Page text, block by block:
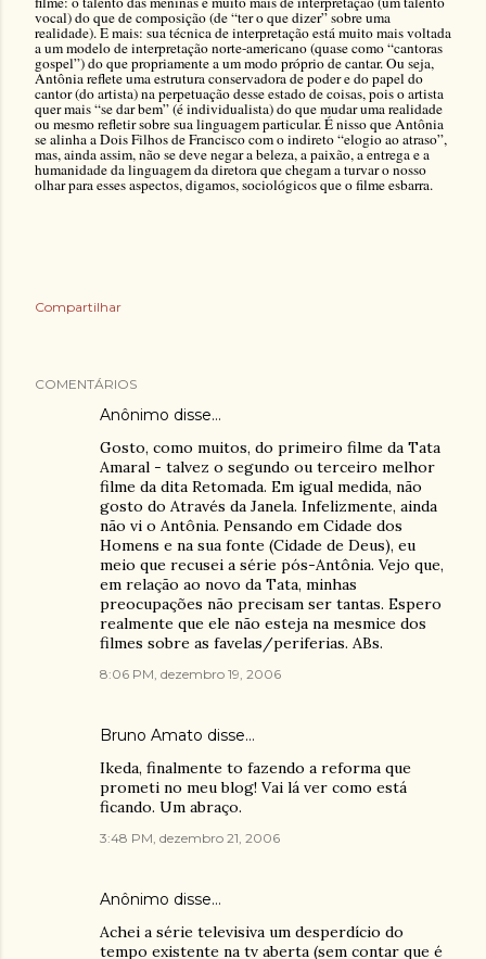
vocal) do que de composição (de “ter o que dizer” sobre uma
realidade). E mais: sua técnica de interpretação está muito mais voltada
a um modelo de interpretação norte-americano (quase como “cantoras
gospel”) do que propriamente a um modo próprio de cantar. Ou seja,
Antônia reflete uma estrutura conservadora de poder e do papel do
cantor (do artista) na perpetuação desse estado de coisas, pois o artista
quer mais “se dar bem” (é individualista) do que mudar uma realidade
ou mesmo refletir sobre sua linguagem particular. É nisso que Antônia
se alinha a Dois Filhos de Francisco com o indireto “elogio ao atraso”,
mas, ainda assim, não se deve negar a beleza, a paixão, a entrega e a
humanidade da linguagem da diretora que chegam a turvar o nosso
olhar para esses aspectos, digamos, sociológicos que o filme esbarra.
Compartilhar
COMENTÁRIOS
Anônimo disse…
Gosto, como muitos, do primeiro filme da Tata
Amaral - talvez o segundo ou terceiro melhor
filme da dita Retomada. Em igual medida, não
gosto do Através da Janela. Infelizmente, ainda
não vi o Antônia. Pensando em Cidade dos
Homens e na sua fonte (Cidade de Deus), eu
meio que recusei a série pós-Antônia. Vejo que,
em relação ao novo da Tata, minhas
preocupações não precisam ser tantas. Espero
realmente que ele não esteja na mesmice dos
filmes sobre as favelas/periferias. ABs.
8:06 PM, dezembro 19, 2006
Bruno Amato disse…
Ikeda, finalmente to fazendo a reforma que
prometi no meu blog! Vai lá ver como está
ficando. Um abraço.
3:48 PM, dezembro 21, 2006
Anônimo disse…
Achei a série televisiva um desperdício do
tempo existente na tv aberta (sem contar que é